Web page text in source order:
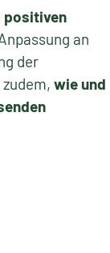
positiven
an
der
wie und